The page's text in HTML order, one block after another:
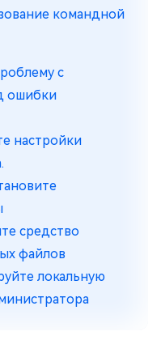
командной
с
ошибки
настройки
средство
файлов
локальную